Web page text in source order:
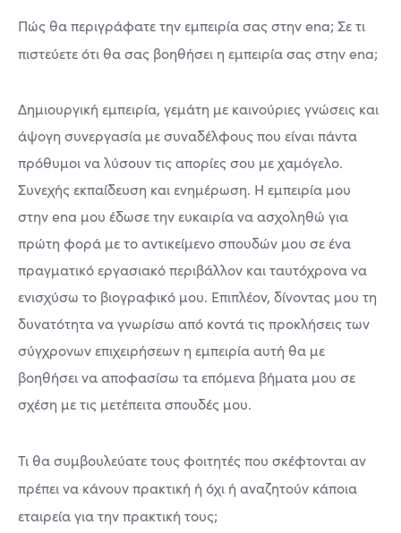
Πώς θα περιγράφατε την εμπειρία σας στην ena; Σε τι
πιστεύετε ότι θα σας βοηθήσει η εμπειρία σας στην ena;
Δημιουργική εμπειρία, γεμάτη με καινούριες γνώσεις και
άψογη συνεργασία με συναδέλφους που είναι πάντα
πρόθυμοι να λύσουν τις απορίες σου με χαμόγελο.
Συνεχής εκπαίδευση και ενημέρωση. Η εμπειρία μου
στην ena μου έδωσε την ευκαιρία να ασχοληθώ για
πρώτη φορά με το αντικείμενο σπουδών μου σε ένα
πραγματικό εργασιακό περιβάλλον και ταυτόχρονα να
ενισχύσω το βιογραφικό μου. Επιπλέον, δίνοντας μου τη
δυνατότητα να γνωρίσω από κοντά τις προκλήσεις των
σύγχρονων επιχειρήσεων η εμπειρία αυτή θα με
βοηθήσει να αποφασίσω τα επόμενα βήματα μου σε
σχέση με τις μετέπειτα σπουδές μου.
Τι θα συμβουλεύατε τους φοιτητές που σκέφτονται αν
πρέπει να κάνουν πρακτική ή όχι ή αναζητούν κάποια
εταιρεία για την πρακτική τους;